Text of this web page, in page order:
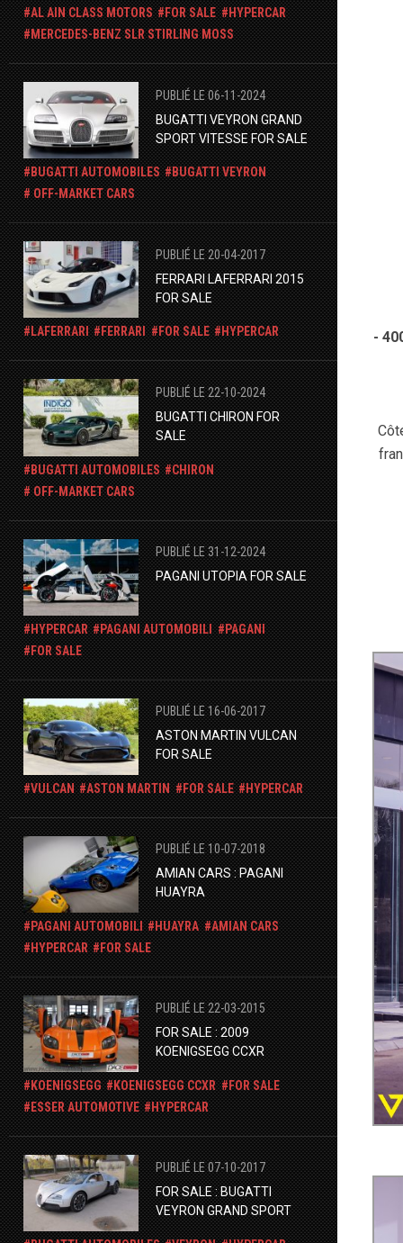
AL AIN CLASS MOTORS
FOR SALE
HYPERCAR
​MERCEDES-BENZ SLR STIRLING MOSS
PUBLIÉ LE 06-11-2024
BUGATTI VEYRON GRAND
SPORT VITESSE FOR SALE
BUGATTI AUTOMOBILES
BUGATTI VEYRON
OFF-MARKET CARS
PUBLIÉ LE 20-04-2017
FERRARI LAFERRARI 2015
FOR SALE
LAFERRARI FERRARI FOR SALE HYPERCAR
PUBLIÉ LE 22-10-2024
​BUGATTI CHIRON FOR
SALE
BUGATTI AUTOMOBILES
CHIRON
OFF-MARKET CARS
PUBLIÉ LE 31-12-2024
PAGANI UTOPIA FOR SALE
HYPERCAR PAGANI AUTOMOBILI
PAGANI
FOR SALE
PUBLIÉ LE 16-06-2017
ASTON MARTIN VULCAN
FOR SALE
VULCAN ASTON MARTIN FOR SALE HYPERCAR
PUBLIÉ LE 10-07-2018
AMIAN CARS : PAGANI
HUAYRA
PAGANI AUTOMOBILI HUAYRA
AMIAN CARS
HYPERCAR
FOR SALE
PUBLIÉ LE 22-03-2015
FOR SALE : 2009
KOENIGSEGG CCXR
KOENIGSEGG KOENIGSEGG CCXR
FOR SALE
ESSER AUTOMOTIVE
HYPERCAR
PUBLIÉ LE 07-10-2017
FOR SALE : BUGATTI
VEYRON GRAND SPORT
-